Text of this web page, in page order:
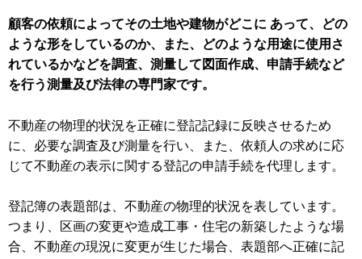
顧客の依頼によってその土地や建物がどこに あって、どの
ような形をしているのか、また、どのような用途に使用さ
れているかなどを調査、測量して図面作成、申請手続など
を行う測量及び法律の専門家です。
不動産の物理的状況を正確に登記記録に反映させるため
に、必要な調査及び測量を行い、また、依頼人の求めに応
じて不動産の表示に関する登記の申請手続を代理します。
登記簿の表題部は、不動産の物理的状況を表しています。
つまり、区画の変更や造成工事・住宅の新築したような場
合、不動産の現況に変更が生じた場合、表題部へ正確に記